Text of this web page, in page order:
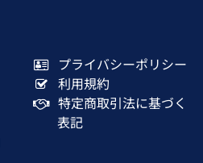
プライバシーポリシー
利用規約
特定商取引法に基づく
表記